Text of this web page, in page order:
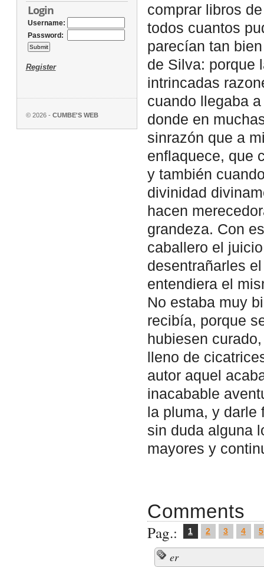
Login
Username:
Password:
Register
© 2026 - CUMBE'S WEB
comprar libros
todos cuantos
parecían tan
de Silva: porque
intrincadas
cuando llegaba
donde en
sinrazón que a
enflaquece, que
y también
divinidad
hacen
grandeza. Con
caballero el
desentrañarles
entendiera el
No estaba muy
recibía, porque
hubiesen
lleno de
autor aquel
inacabable
la pluma, y
sin duda alguna
mayores y
Comments
Pag.: 1 2 3 4 5
er